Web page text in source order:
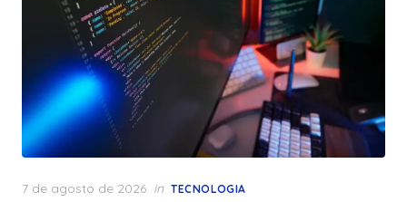
Posted
7 de agosto de 2026 in TECNOLOGIA